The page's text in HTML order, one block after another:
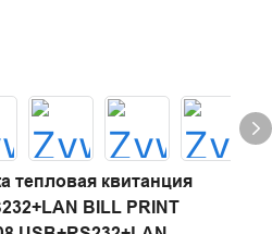
тепловая квитанция
BILL PRINT